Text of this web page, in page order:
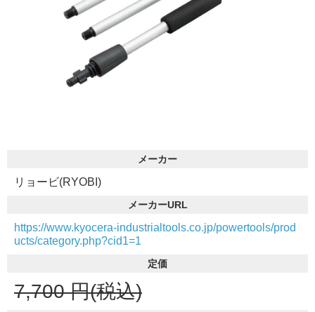
メーカー
リョービ(RYOBI)
メーカーURL
https://www.kyocera-industrialtools.co.jp/powertools/prod
ucts/category.php?cid1=1
定価
7,700 円(税込)